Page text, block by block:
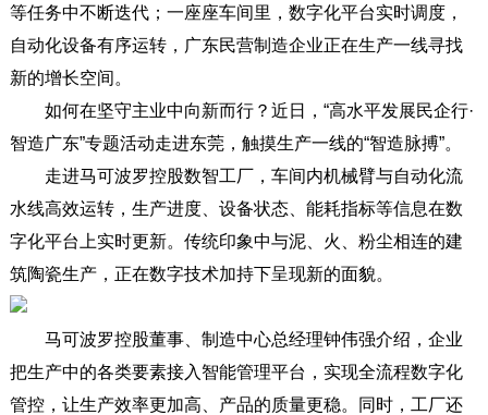
等任务中不断迭代；一座座车间里，数字化平台实时调度，
自动化设备有序运转，广东民营制造企业正在生产一线寻找
新的增长空间。
如何在坚守主业中向新而行？近日，“高水平发展民企行·
智造广东”专题活动走进东莞，触摸生产一线的“智造脉搏”。
走进马可波罗控股数智工厂，车间内机械臂与自动化流
水线高效运转，生产进度、设备状态、能耗指标等信息在数
字化平台上实时更新。传统印象中与泥、火、粉尘相连的建
筑陶瓷生产，正在数字技术加持下呈现新的面貌。
马可波罗控股董事、制造中心总经理钟伟强介绍，企业
把生产中的各类要素接入智能管理平台，实现全流程数字化
管控，让生产效率更加高、产品的质量更稳。同时，工厂还